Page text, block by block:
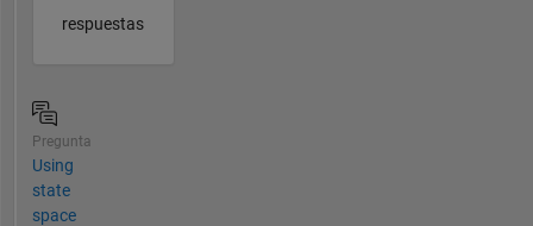
respuestas
Pregunta
Using
state
space